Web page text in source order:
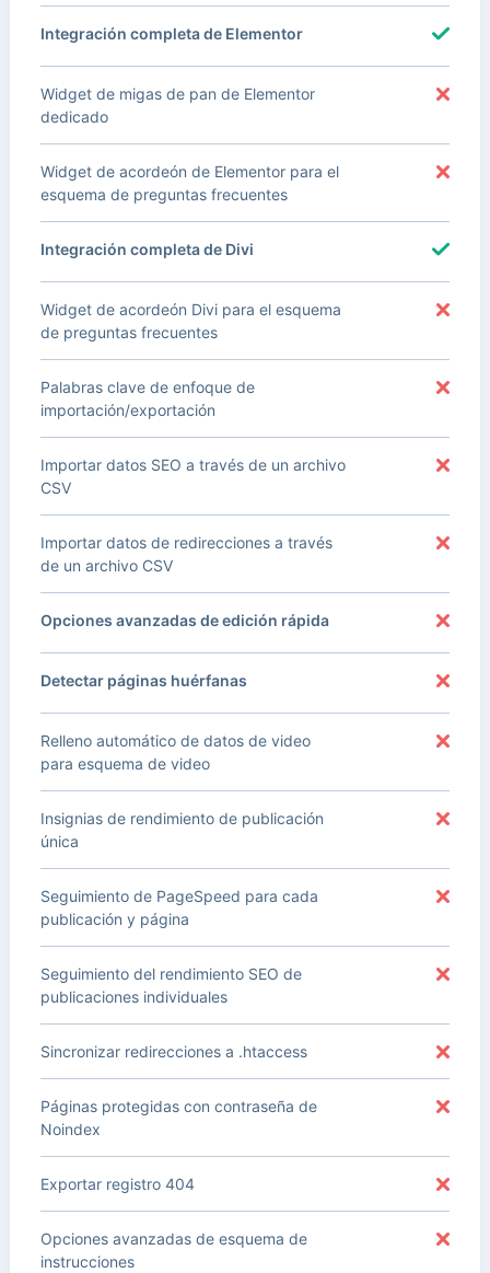
Integración completa de Elementor
Widget de migas de pan de Elementor
dedicado
Widget de acordeón de Elementor para el
esquema de preguntas frecuentes
Integración completa de Divi
Widget de acordeón Divi para el esquema
de preguntas frecuentes
Palabras clave de enfoque de
importación/exportación
Importar datos SEO a través de un archivo
CSV
Importar datos de redirecciones a través
de un archivo CSV
Opciones avanzadas de edición rápida
Detectar páginas huérfanas
Relleno automático de datos de video
para esquema de video
Insignias de rendimiento de publicación
única
Seguimiento de PageSpeed para cada
publicación y página
Seguimiento del rendimiento SEO de
publicaciones individuales
Sincronizar redirecciones a .htaccess
Páginas protegidas con contraseña de
Noindex
Exportar registro 404
Opciones avanzadas de esquema de
instrucciones